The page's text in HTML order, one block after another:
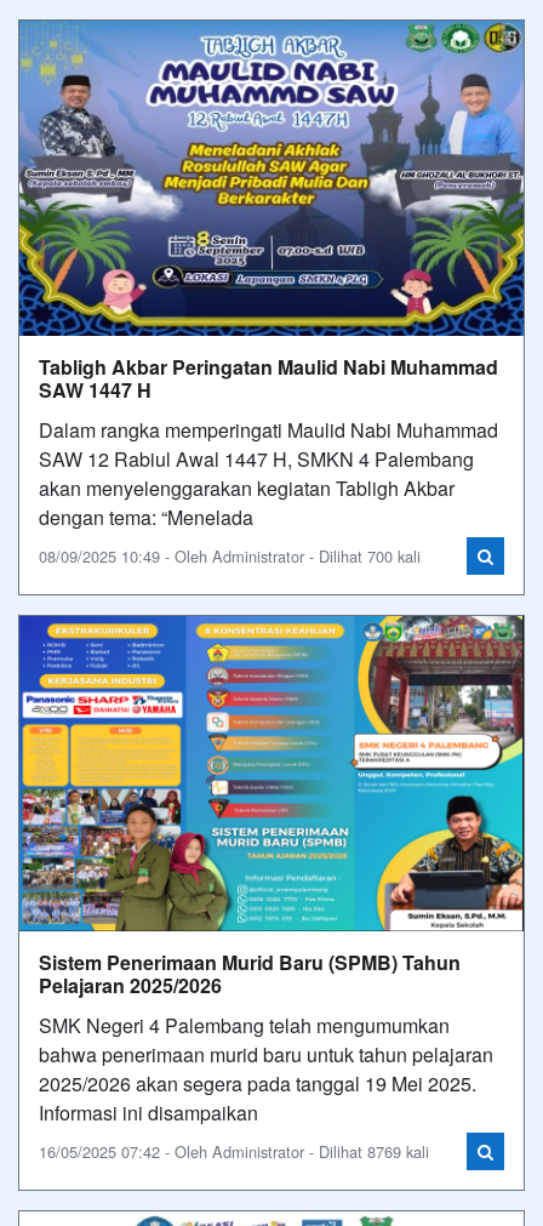
Tabligh Akbar Peringatan Maulid Nabi Muhammad
SAW 1447 H
Dalam rangka memperingati Maulid Nabi Muhammad
SAW 12 Rabiul Awal 1447 H, SMKN 4 Palembang
akan menyelenggarakan kegiatan Tabligh Akbar
dengan tema: “Menelada
08/09/2025 10:49 - Oleh Administrator - Dilihat 700 kali
Sistem Penerimaan Murid Baru (SPMB) Tahun
Pelajaran 2025/2026
SMK Negeri 4 Palembang telah mengumumkan
bahwa penerimaan murid baru untuk tahun pelajaran
2025/2026 akan segera pada tanggal 19 Mei 2025.
Informasi ini disampaikan
16/05/2025 07:42 - Oleh Administrator - Dilihat 8769 kali